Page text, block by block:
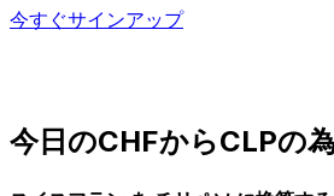
今すぐサインアップ
今日のCHFからCLPの